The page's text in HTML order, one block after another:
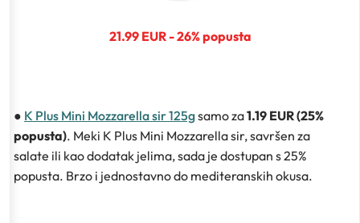
21.99 EUR - 26% popusta
● K Plus Mini Mozzarella sir 125gsamo za1.19 EUR (25%
popusta). Meki K Plus Mini Mozzarella sir, savršen za
salate ili kao dodatak jelima, sada je dostupan s 25%
popusta. Brzo i jednostavno do mediteranskih okusa.